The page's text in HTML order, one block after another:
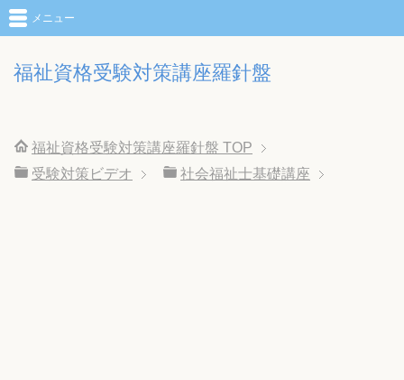
福祉資格受験対策講座羅針盤
メニュー
福祉資格受験対策講座羅針盤 TOP
受験対策ビデオ
社会福祉士基礎講座